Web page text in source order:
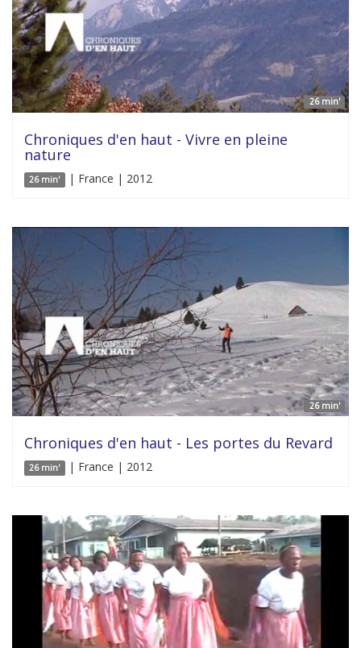
26 min'
Chroniques d'en haut - Vivre en pleine
nature
26 min' | France | 2012
26 min'
Chroniques d'en haut - Les portes du Revard
26 min' | France | 2012